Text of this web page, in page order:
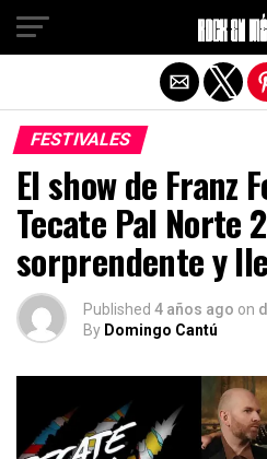
FESTIVALES
El show de Franz
Tecate Pal Norte
sorprendente y
Published 4 años ago on
By Domingo Cantú
Salir de la